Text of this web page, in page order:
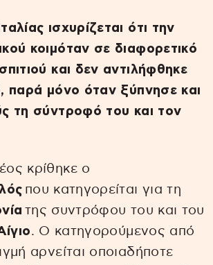
ισχυρίζεται ότι την
κοιμόταν σε διαφορετικό
και δεν αντιλήφθηκε
παρά μόνο όταν ξύπνησε και
τη σύντροφό του και τον
κρίθηκε ο
που κατηγορείται για τη
της συντρόφου του και του
. Ο κατηγορούμενος από
αρνείται οποιαδήποτε